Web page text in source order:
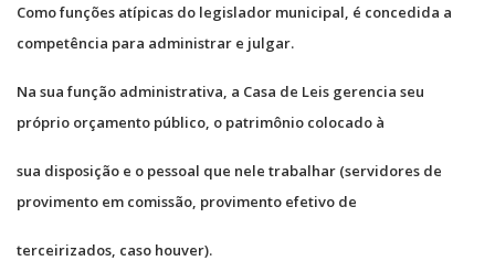
Como funções atípicas do legislador municipal, é concedida a
competência para administrar e julgar.
Na sua função administrativa, a Casa de Leis gerencia seu
próprio orçamento público, o patrimônio colocado à
sua disposição e o pessoal que nele trabalhar (servidores de
provimento em comissão, provimento efetivo de
terceirizados, caso houver).